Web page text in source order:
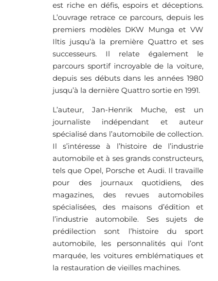
est riche en défis, espoirs et déceptions.
L’ouvrage retrace ce parcours, depuis les
premiers modèles DKW Munga et VW
Iltis jusqu’à la première Quattro et ses
successeurs. Il relate également le
parcours sportif incroyable de la voiture,
depuis ses débuts dans les années 1980
jusqu’à la dernière Quattro sortie en 1991.
L’auteur, Jan-Henrik Muche, est un
journaliste indépendant et auteur
spécialisé dans l’automobile de collection.
Il s’intéresse à l’histoire de l’industrie
automobile et à ses grands constructeurs,
tels que Opel, Porsche et Audi. Il travaille
pour des journaux quotidiens, des
magazines, des revues automobiles
spécialisées, des maisons d’édition et
l’industrie automobile. Ses sujets de
prédilection sont l’histoire du sport
automobile, les personnalités qui l’ont
marquée, les voitures emblématiques et
la restauration de vieilles machines.